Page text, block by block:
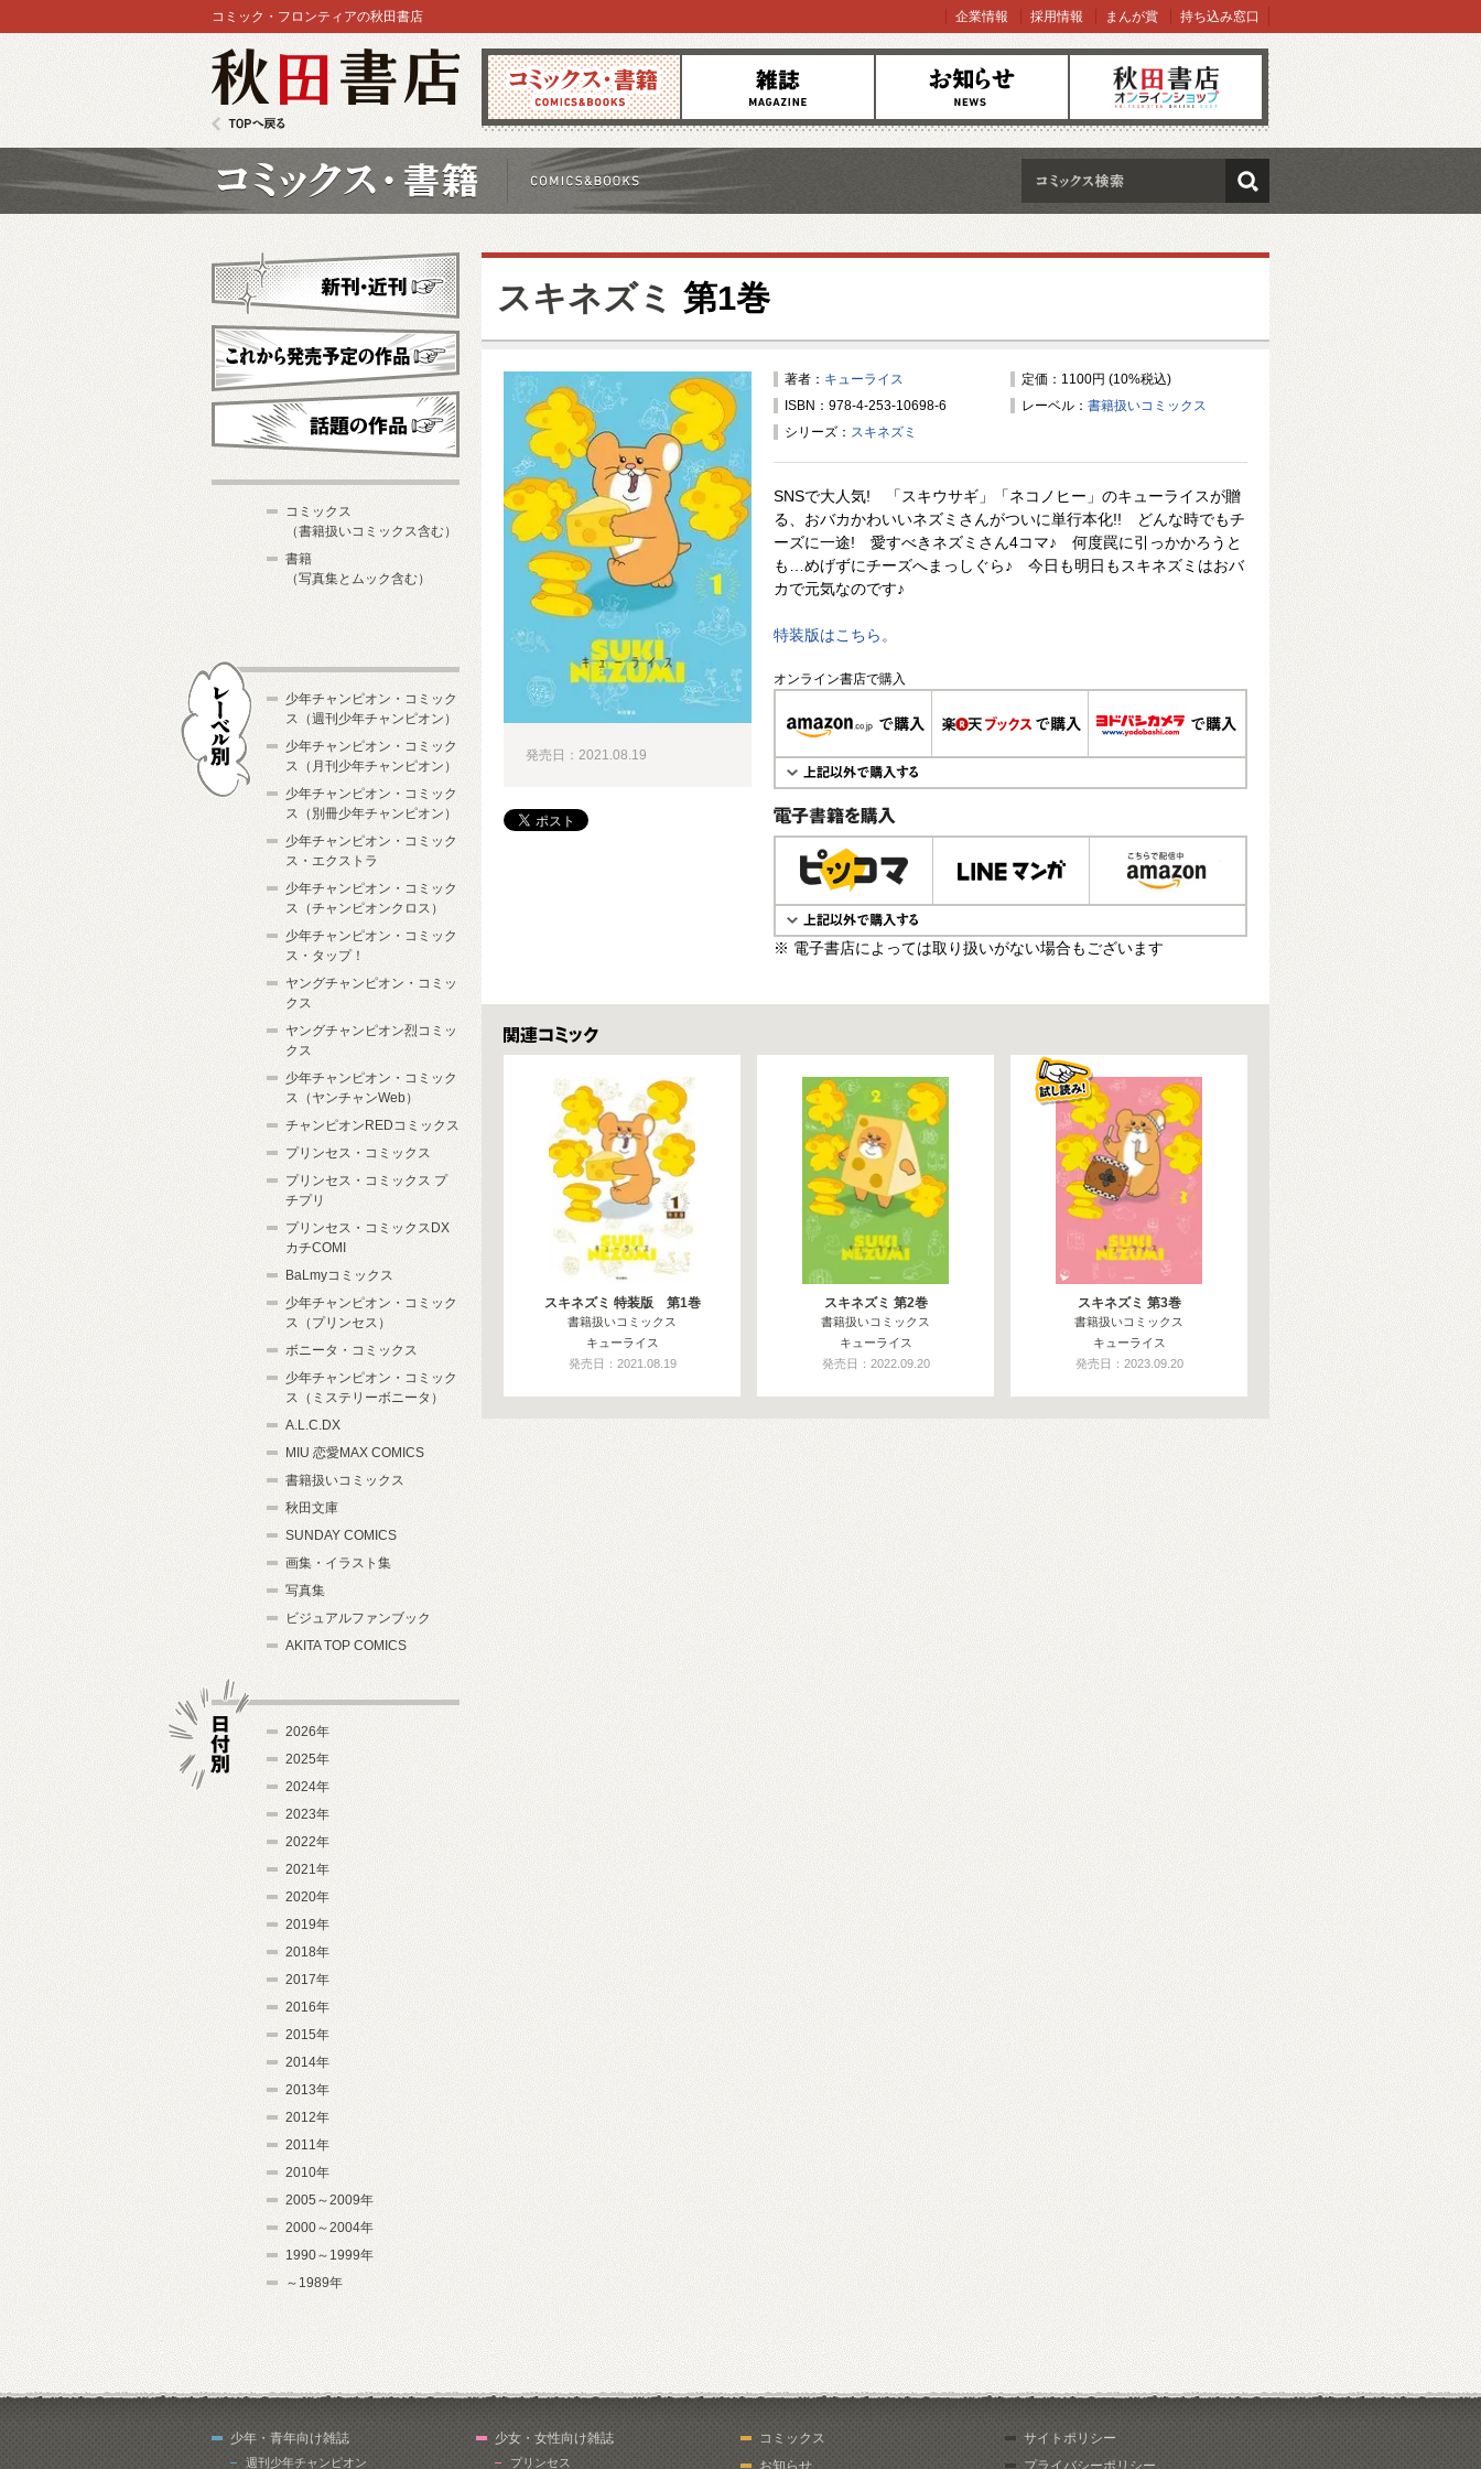
コミックス 雑誌 お知らせ オンラインショップ
コミック・フロンティアの秋田書店 企業情報 採用情報 まんが賞 持ち込み窓口
検索
スキネズミ 第1巻
著者： キューライス
定価：1100円 (10%税込)
ISBN：978-4-253-10698-6
レーベル： 書籍扱いコミックス
シリーズ： スキネズミ
SNSで大人気! 「スキウサギ」「ネコノヒー」のキューライスが贈
る、おバカかわいいネズミさんがついに単行本化!! どんな時でもチ
ーズに一途! 愛すべきネズミさん4コマ♪ 何度罠に引っかかろうと
も…めげずにチーズへまっしぐら♪ 今日も明日もスキネズミはおバ
カで元気なのです♪
特装版はこちら。
オンライン書店で購入
電子書籍で購入
※ 電子書店によっては取り扱いがない場合もございます
発売日：2021.08.19
関連コミックス
スキネズミ 特装版 第1巻
書籍扱いコミックス
キューライス
発売日：2021.08.19
スキネズミ 第2巻
書籍扱いコミックス
キューライス
発売日：2022.09.20
スキネズミ 第3巻
書籍扱いコミックス
キューライス
発売日：2023.09.20
新刊・近刊
これから発売予定
コミックス
（書籍扱いコミックス含む）
書籍
（写真集とムック含む）
少年チャンピオン・コミック
ス（週刊少年チャンピオン）
少年チャンピオン・コミック
ス（月刊少年チャンピオン）
少年チャンピオン・コミック
ス（別冊少年チャンピオン）
少年チャンピオン・コミック
ス・エクストラ
少年チャンピオン・コミック
ス（チャンピオンクロス）
少年チャンピオン・コミック
ス・タップ！
ヤングチャンピオン・コミッ
クス
ヤングチャンピオン烈コミッ
クス
少年チャンピオン・コミック
ス（ヤンチャンWeb）
チャンピオンREDコミックス
プリンセス・コミックス
プリンセス・コミックス プ
チプリ
プリンセス・コミックスDX
カチCOMI
BaLmyコミックス
少年チャンピオン・コミック
ス（プリンセス）
ボニータ・コミックス
少年チャンピオン・コミック
ス（ミステリーボニータ）
A.L.C.DX
MIU 恋愛MAX COMICS
書籍扱いコミックス
秋田文庫
SUNDAY COMICS
画集・イラスト集
写真集
ビジュアルファンブック
AKITA TOP COMICS
2026年
2025年
2024年
2023年
2022年
2021年
2020年
2019年
2018年
2017年
2016年
2015年
2014年
2013年
2012年
2011年
2010年
2005～2009年
2000～2004年
1990～1999年
～1989年
少年・青年向け雑誌
週刊少年チャンピオン
少女・女性向け雑誌
プリンセス
コミックス
お知らせ
サイトポリシー
プライバシーポリシー